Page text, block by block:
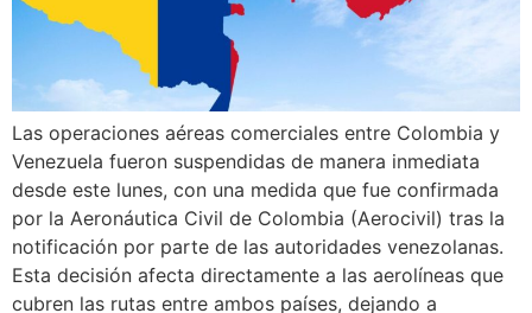
Las operaciones aéreas comerciales entre Colombia y
Venezuela fueron suspendidas de manera inmediata
desde este lunes, con una medida que fue confirmada
por la Aeronáutica Civil de Colombia (Aerocivil) tras la
notificación por parte de las autoridades venezolanas.
Esta decisión afecta directamente a las aerolíneas que
cubren las rutas entre ambos países, dejando a